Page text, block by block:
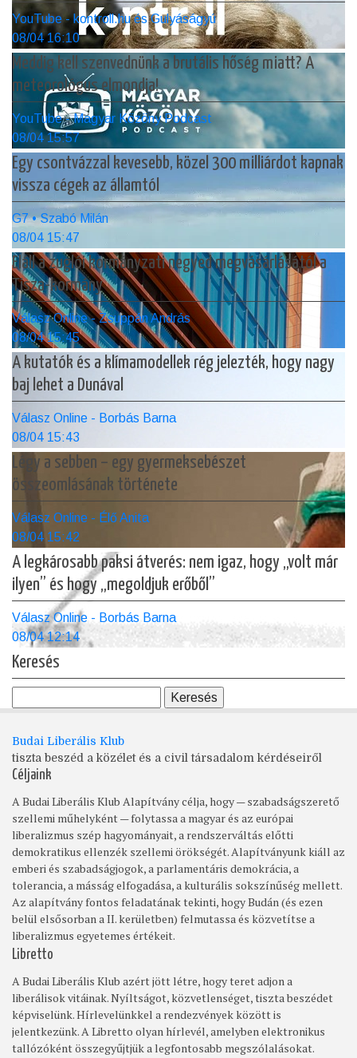
YouTube - kontroll.hu és Gulyáságyú
08/04 16:10
Meddig kell szenvednünk a brutális hőség miatt? A
meteorológus elmondja!
YouTube - Magyar Közöny Podcast
08/04 15:57
Egy csontvázzal kevesebb, közel 300 milliárdot kapnak
vissza cégek az államtól
G7 • Szabó Milán
08/04 15:47
Eláll a zuglói kormányzati negyed megvásárlásától a
Tisza-kormány
Válasz Online - Zsuppán András
08/04 15:45
A kutatók és a klímamodellek rég jelezték, hogy nagy
baj lehet a Dunával
Válasz Online - Borbás Barna
08/04 15:43
Légy a sebben – egy gyermeksebészet
összeomlásának története
Válasz Online - Élő Anita
08/04 15:42
A legkárosabb paksi átverés: nem igaz, hogy „volt már
ilyen” és hogy „megoldjuk erőből”
Válasz Online - Borbás Barna
08/04 12:14
Keresés
Budai Liberális Klub
tiszta beszéd a közélet és a civil társadalom kérdéseiről
Céljaink
A Budai Liberális Klub Alapítvány célja, hogy — szabadságszerető
szellemi műhelyként — folytassa a magyar és az európai
liberalizmus szép hagyományait, a rendszerváltás előtti
demokratikus ellenzék szellemi örökségét. Alapítványunk kiáll az
emberi és szabadságjogok, a parlamentáris demokrácia, a
tolerancia, a másság elfogadása, a kulturális sokszínűség mellett.
Az alapítvány fontos feladatának tekinti, hogy Budán (és ezen
belül elsősorban a II. kerületben) felmutassa és közvetítse a
liberalizmus egyetemes értékeit.
Libretto
A Budai Liberális Klub azért jött létre, hogy teret adjon a
liberálisok vitáinak. Nyíltságot, közvetlenséget, tiszta beszédet
képviselünk. Hírlevelünkkel a rendezvények között is
jelentkezünk. A Libretto olyan hírlevél, amelyben elektronikus
tallózóként összegyűjtjük a legfontosabb megszólalásokat.